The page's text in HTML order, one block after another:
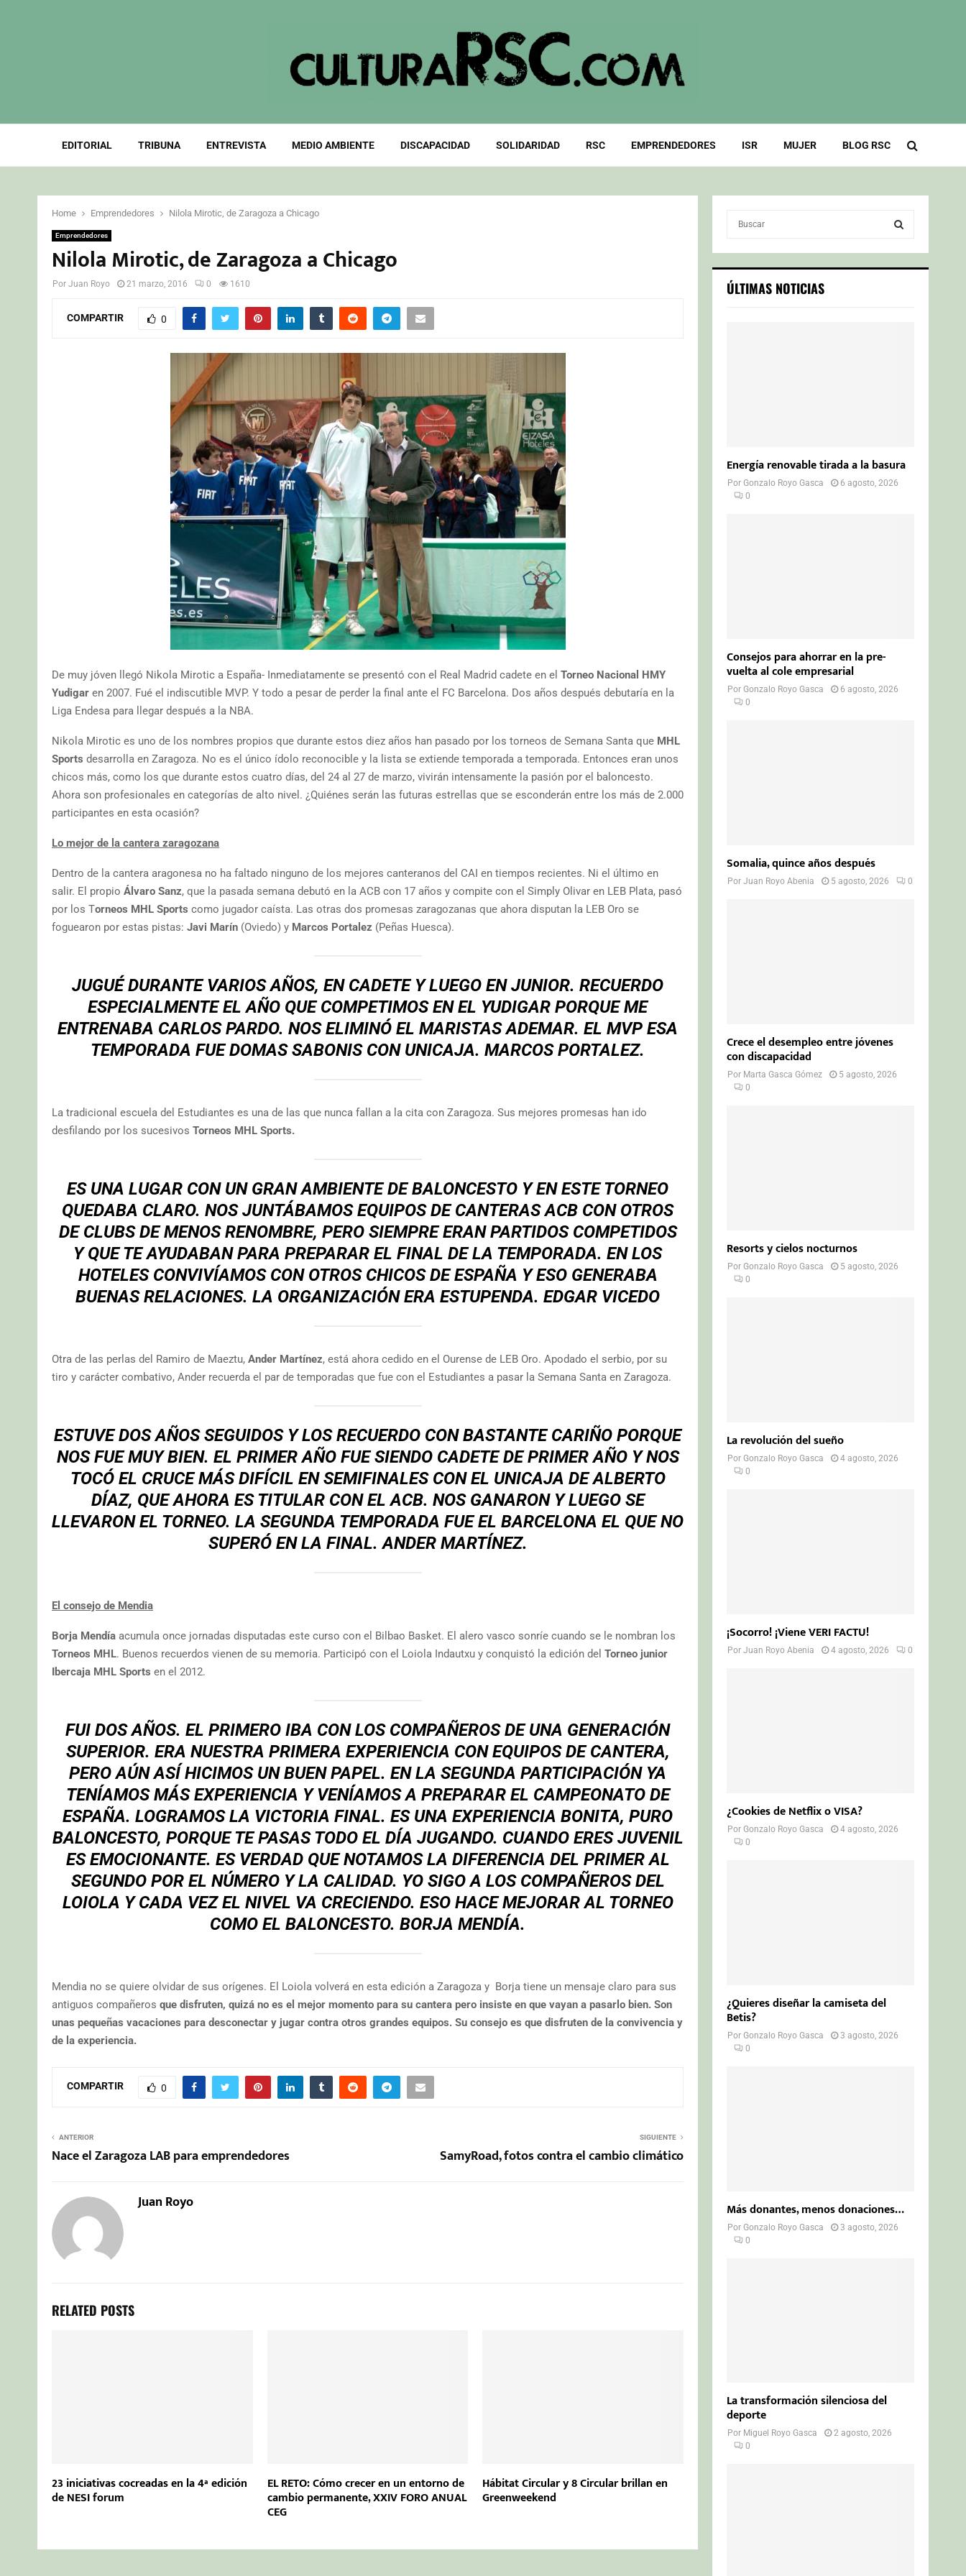
EDITORIAL TRIBUNA ENTREVISTA MEDIO AMBIENTE DISCAPACIDAD SOLIDARIDAD RSC EMPRENDEDORES ISR MUJER BLOG RSC
Home Emprendedores Nilola Mirotic, de Zaragoza a Chicago
Emprendedores
Nilola Mirotic, de Zaragoza a Chicago
Por Juan Royo 21 marzo, 2016 0 1610
COMPARTIR 0
De muy jóven llegó Nikola Mirotic a España- Inmediatamente se presentó con el Real Madrid cadete en el Torneo Nacional HMY
Yudigar en 2007. Fué el indiscutible MVP. Y todo a pesar de perder la final ante el FC Barcelona. Dos años después debutaría en la
Liga Endesa para llegar después a la NBA.
Nikola Mirotic es uno de los nombres propios que durante estos diez años han pasado por los torneos de Semana Santa que MHL
Sports desarrolla en Zaragoza. No es el único ídolo reconocible y la lista se extiende temporada a temporada. Entonces eran unos
chicos más, como los que durante estos cuatro días, del 24 al 27 de marzo, vivirán intensamente la pasión por el baloncesto.
Ahora son profesionales en categorías de alto nivel. ¿Quiénes serán las futuras estrellas que se esconderán entre los más de 2.000
participantes en esta ocasión?
Lo mejor de la cantera zaragozana
Dentro de la cantera aragonesa no ha faltado ninguno de los mejores canteranos del CAI en tiempos recientes. Ni el último en
salir. El propio Álvaro Sanz, que la pasada semana debutó en la ACB con 17 años y compite con el Simply Olivar en LEB Plata, pasó
por los Torneos MHL Sports como jugador caísta. Las otras dos promesas zaragozanas que ahora disputan la LEB Oro se
foguearon por estas pistas: Javi Marín (Oviedo) y Marcos Portalez (Peñas Huesca).
JUGUÉ DURANTE VARIOS AÑOS, EN CADETE Y LUEGO EN JUNIOR. RECUERDO
ESPECIALMENTE EL AÑO QUE COMPETIMOS EN EL YUDIGAR PORQUE ME
ENTRENABA CARLOS PARDO. NOS ELIMINÓ EL MARISTAS ADEMAR. EL MVP ESA
TEMPORADA FUE DOMAS SABONIS CON UNICAJA. MARCOS PORTALEZ.
La tradicional escuela del Estudiantes es una de las que nunca fallan a la cita con Zaragoza. Sus mejores promesas han ido
desfilando por los sucesivos Torneos MHL Sports.
ES UNA LUGAR CON UN GRAN AMBIENTE DE BALONCESTO Y EN ESTE TORNEO
QUEDABA CLARO. NOS JUNTÁBAMOS EQUIPOS DE CANTERAS ACB CON OTROS
DE CLUBS DE MENOS RENOMBRE, PERO SIEMPRE ERAN PARTIDOS COMPETIDOS
Y QUE TE AYUDABAN PARA PREPARAR EL FINAL DE LA TEMPORADA. EN LOS
HOTELES CONVIVÍAMOS CON OTROS CHICOS DE ESPAÑA Y ESO GENERABA
BUENAS RELACIONES. LA ORGANIZACIÓN ERA ESTUPENDA. EDGAR VICEDO
Otra de las perlas del Ramiro de Maeztu, Ander Martínez, está ahora cedido en el Ourense de LEB Oro. Apodado el serbio, por su
tiro y carácter combativo, Ander recuerda el par de temporadas que fue con el Estudiantes a pasar la Semana Santa en Zaragoza.
ESTUVE DOS AÑOS SEGUIDOS Y LOS RECUERDO CON BASTANTE CARIÑO PORQUE
NOS FUE MUY BIEN. EL PRIMER AÑO FUE SIENDO CADETE DE PRIMER AÑO Y NOS
TOCÓ EL CRUCE MÁS DIFÍCIL EN SEMIFINALES CON EL UNICAJA DE ALBERTO
DÍAZ, QUE AHORA ES TITULAR CON EL ACB. NOS GANARON Y LUEGO SE
LLEVARON EL TORNEO. LA SEGUNDA TEMPORADA FUE EL BARCELONA EL QUE NO
SUPERÓ EN LA FINAL. ANDER MARTÍNEZ.
El consejo de Mendia
Borja Mendía acumula once jornadas disputadas este curso con el Bilbao Basket. El alero vasco sonríe cuando se le nombran los
Torneos MHL. Buenos recuerdos vienen de su memoria. Participó con el Loiola Indautxu y conquistó la edición del Torneo junior
Ibercaja MHL Sports en el 2012.
FUI DOS AÑOS. EL PRIMERO IBA CON LOS COMPAÑEROS DE UNA GENERACIÓN
SUPERIOR. ERA NUESTRA PRIMERA EXPERIENCIA CON EQUIPOS DE CANTERA,
PERO AÚN ASÍ HICIMOS UN BUEN PAPEL. EN LA SEGUNDA PARTICIPACIÓN YA
TENÍAMOS MÁS EXPERIENCIA Y VENÍAMOS A PREPARAR EL CAMPEONATO DE
ESPAÑA. LOGRAMOS LA VICTORIA FINAL.ES UNA EXPERIENCIA BONITA, PURO
BALONCESTO, PORQUE TE PASAS TODO EL DÍA JUGANDO. CUANDO ERES JUVENIL
ES EMOCIONANTE. ES VERDAD QUE NOTAMOS LA DIFERENCIA DEL PRIMER AL
SEGUNDO POR EL NÚMERO Y LA CALIDAD. YO SIGO A LOS COMPAÑEROS DEL
LOIOLA Y CADA VEZ EL NIVEL VA CRECIENDO. ESO HACE MEJORAR AL TORNEO
COMO EL BALONCESTO. BORJA MENDÍA.
Mendia no se quiere olvidar de sus orígenes. El Loiola volverá en esta edición a Zaragoza y Borja tiene un mensaje claro para sus
antiguos compañeros que disfruten, quizá no es el mejor momento para su cantera pero insiste en que vayan a pasarlo bien. Son
unas pequeñas vacaciones para desconectar y jugar contra otros grandes equipos. Su consejo es que disfruten de la convivencia y
de la experiencia.
COMPARTIR 0
ANTERIOR
Nace el Zaragoza LAB para emprendedores
SIGUIENTE
SamyRoad, fotos contra el cambio climático
Juan Royo
RELATED POSTS
23 iniciativas cocreadas en la 4ª edición
de NESI forum
EL RETO: Cómo crecer en un entorno de
cambio permanente, XXIV FORO ANUAL
CEG
Hábitat Circular y 8 Circular brillan en
Greenweekend
c
h
S
ÚLTIMAS NOTICIAS
Energía renovable tirada a la basura
PorGonzalo Royo Gasca
6 agosto, 2026
0
Consejos para ahorrar en la pre-
vuelta al cole empresarial
PorGonzalo Royo Gasca
6 agosto, 2026
0
Somalia, quince años después
PorJuan Royo Abenia 5 agosto, 2026 0
Crece el desempleo entre jóvenes
con discapacidad
Por Marta Gasca Gómez
5 agosto, 2026
0
Resorts y cielos nocturnos
PorGonzalo Royo Gasca
5 agosto, 2026
0
La revolución del sueño
PorGonzalo Royo Gasca
4 agosto, 2026
0
¡Socorro! ¡Viene VERI FACTU!
PorJuan Royo Abenia 4 agosto, 2026 0
¿Cookies de Netflix o VISA?
PorGonzalo Royo Gasca
4 agosto, 2026
0
¿Quieres diseñar la camiseta del
Betis?
PorGonzalo Royo Gasca
3 agosto, 2026
0
Más donantes, menos donaciones…
PorGonzalo Royo Gasca
3 agosto, 2026
0
La transformación silenciosa del
deporte
Por Miguel Royo Gasca
2 agosto, 2026
0